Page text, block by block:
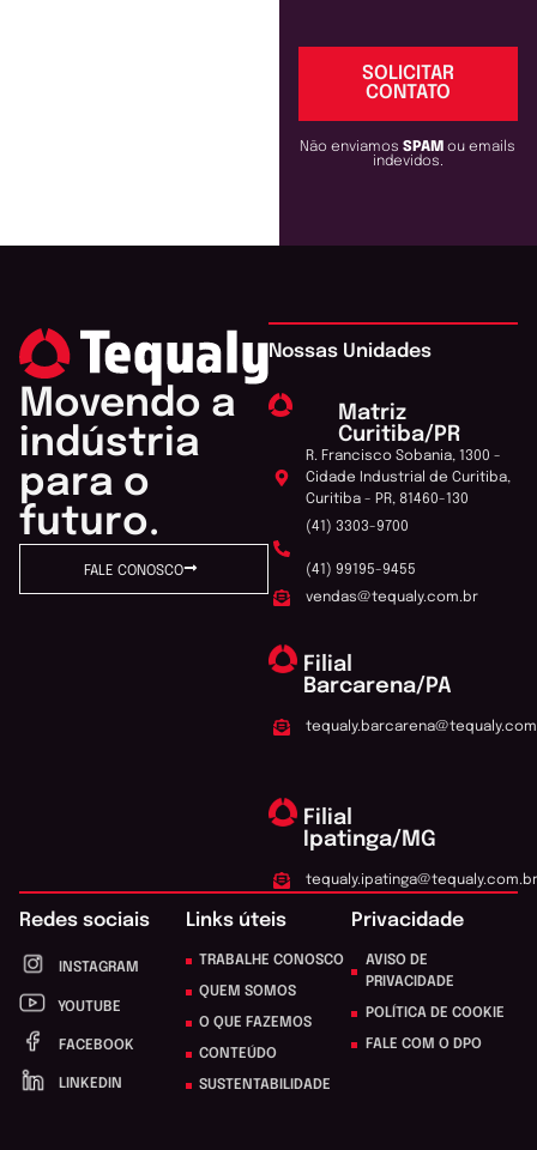
SOLICITAR
CONTATO
Não enviamosSPAMou emails
indevidos.
Movendo a
indústria
para o
futuro.
FALE CONOSCO
Nossas Unidades
Matriz
Curitiba/PR
R. Francisco Sobania, 1300 -
Cidade Industrial de Curitiba,
Curitiba - PR, 81460-130
(41) 3303-9700
(41) 99195-9455
vendas@tequaly.com.br
Filial
Barcarena/PA
Filial
Ipatinga/MG
tequaly.ipatinga@tequaly.com.br
Redes sociais
INSTAGRAM
YOUTUBE
FACEBOOK
LINKEDIN
Links úteis
TRABALHE CONOSCO
QUEM SOMOS
O QUE FAZEMOS
CONTEÚDO
SUSTENTABILIDADE
Privacidade
AVISO DE
PRIVACIDADE
POLÍTICA DE COOKIE
FALE COM O DPO